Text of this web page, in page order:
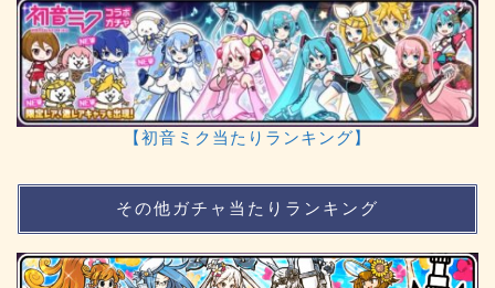
【初音ミク当たりランキング】
その他ガチャ当たりランキング